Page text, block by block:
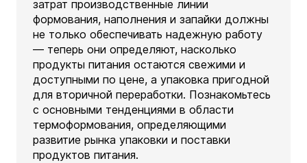
затрат производственные линии
формования, наполнения и запайки должны
не только обеспечивать надежную работу
— теперь они определяют, насколько
продукты питания остаются свежими и
доступными по цене, а упаковка пригодной
для вторичной переработки. Познакомьтесь
с основными тенденциями в области
термоформования, определяющими
развитие рынка упаковки и поставки
продуктов питания.